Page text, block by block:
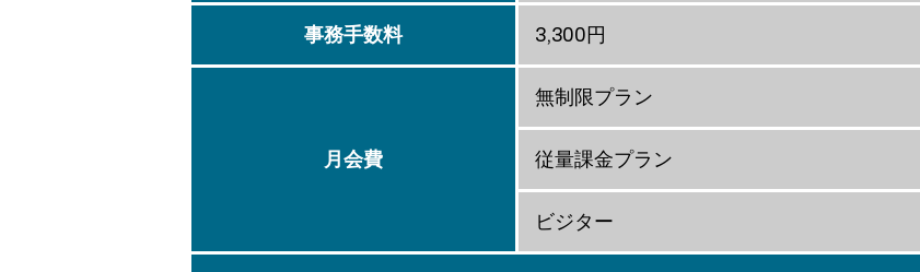
事務手数料 3,300円
月会費
無制限プラン
従量課金プラン
ビジター